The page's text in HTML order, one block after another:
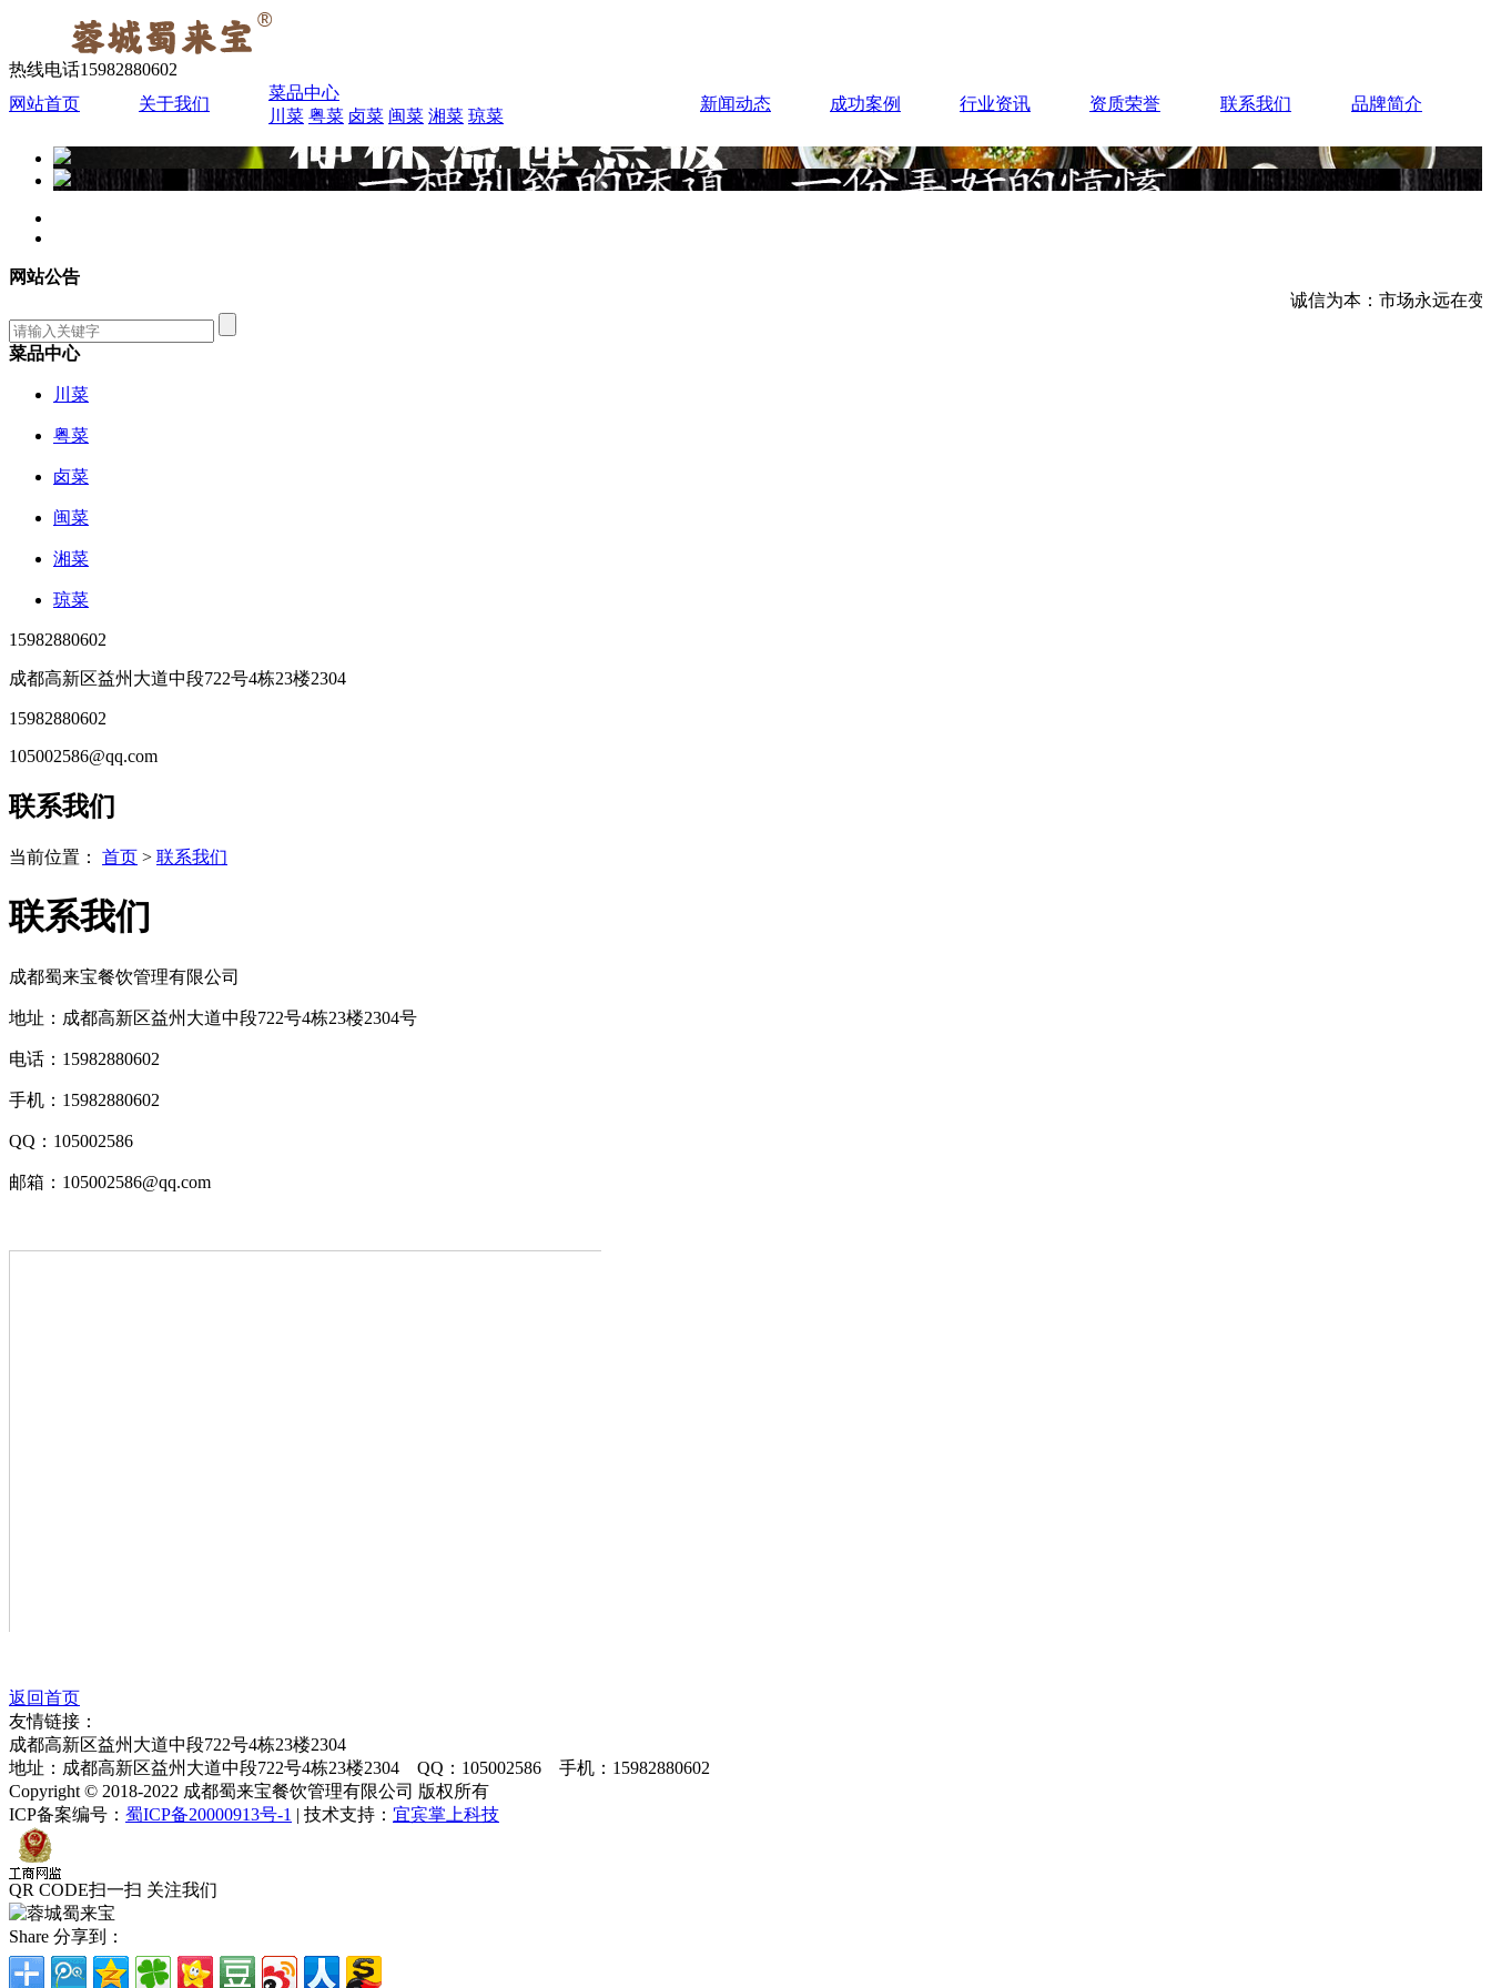
热线电话15982880602
网站首页
关于我们
菜品中心
川菜 粤菜 卤菜 闽菜 湘菜 琼菜
新闻动态 成功案例 行业资讯 资质荣誉 联系我们 品牌简介
网站公告
诚信为本：市场永远在变
菜品中心
川菜
粤菜
卤菜
闽菜
湘菜
琼菜
15982880602
成都高新区益州大道中段722号4栋23楼2304
15982880602
105002586@qq.com
联系我们
当前位置： 首页 > 联系我们
联系我们
成都蜀来宝餐饮管理有限公司
地址：成都高新区益州大道中段722号4栋23楼2304号
电话：15982880602
手机：15982880602
QQ：105002586
邮箱：105002586@qq.com
返回首页
友情链接：
成都高新区益州大道中段722号4栋23楼2304
地址：成都高新区益州大道中段722号4栋23楼2304 QQ：105002586 手机：15982880602
Copyright © 2018-2022 成都蜀来宝餐饮管理有限公司 版权所有
ICP备案编号： 蜀ICP备20000913号-1 | 技术支持： 宜宾掌上科技
QR CODE扫一扫 关注我们
Share 分享到：